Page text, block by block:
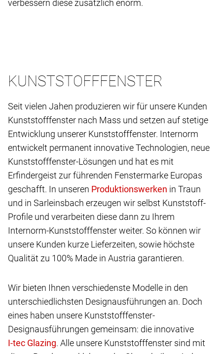
verbessern diese zusätzlich enorm.
KUNSTSTOFFFENSTER
Seit vielen Jahen produzieren wir für unsere Kunden
Kunststofffenster nach Mass und setzen auf stetige
Entwicklung unserer Kunststofffenster. Internorm
entwickelt permanent innovative Technologien, neue
Kunststofffenster-Lösungen und hat es mit
Erfindergeist zur führenden Fenstermarke Europas
geschafft. In unseren
in Traun
und in Sarleinsbach erzeugen wir selbst Kunststoff-
Profile und verarbeiten diese dann zu Ihrem
Internorm-Kunststofffenster weiter. So können wir
unsere Kunden kurze Lieferzeiten, sowie höchste
Qualität zu 100% Made in Austria garantieren.
Wir bieten Ihnen verschiedenste Modelle in den
unterschiedlichsten Designausführungen an. Doch
eines haben unsere Kunststofffenster-
Designausführungen gemeinsam: die innovative
. Alle unsere Kunststofffenster sind mit